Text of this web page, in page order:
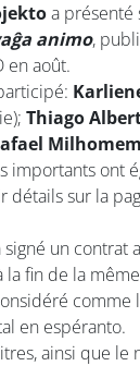
a présenté
animo,
en août.
Thiago
Milhomem
importants ont
détails sur la
un contrat
la fin de la
comme
en espéranto.
ainsi que le